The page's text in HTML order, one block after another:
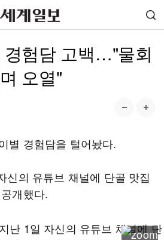
경험담 고백…"물회
오열"
별 경험담을 털어놨다.
신의 유튜브 채널에 단골 맛집
개했다.